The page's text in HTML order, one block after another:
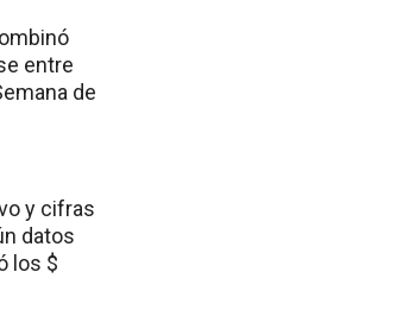
entre
de
y cifras
datos
los $